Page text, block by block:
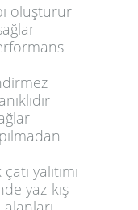
oluşturur
yalıtımı
yaz-kış